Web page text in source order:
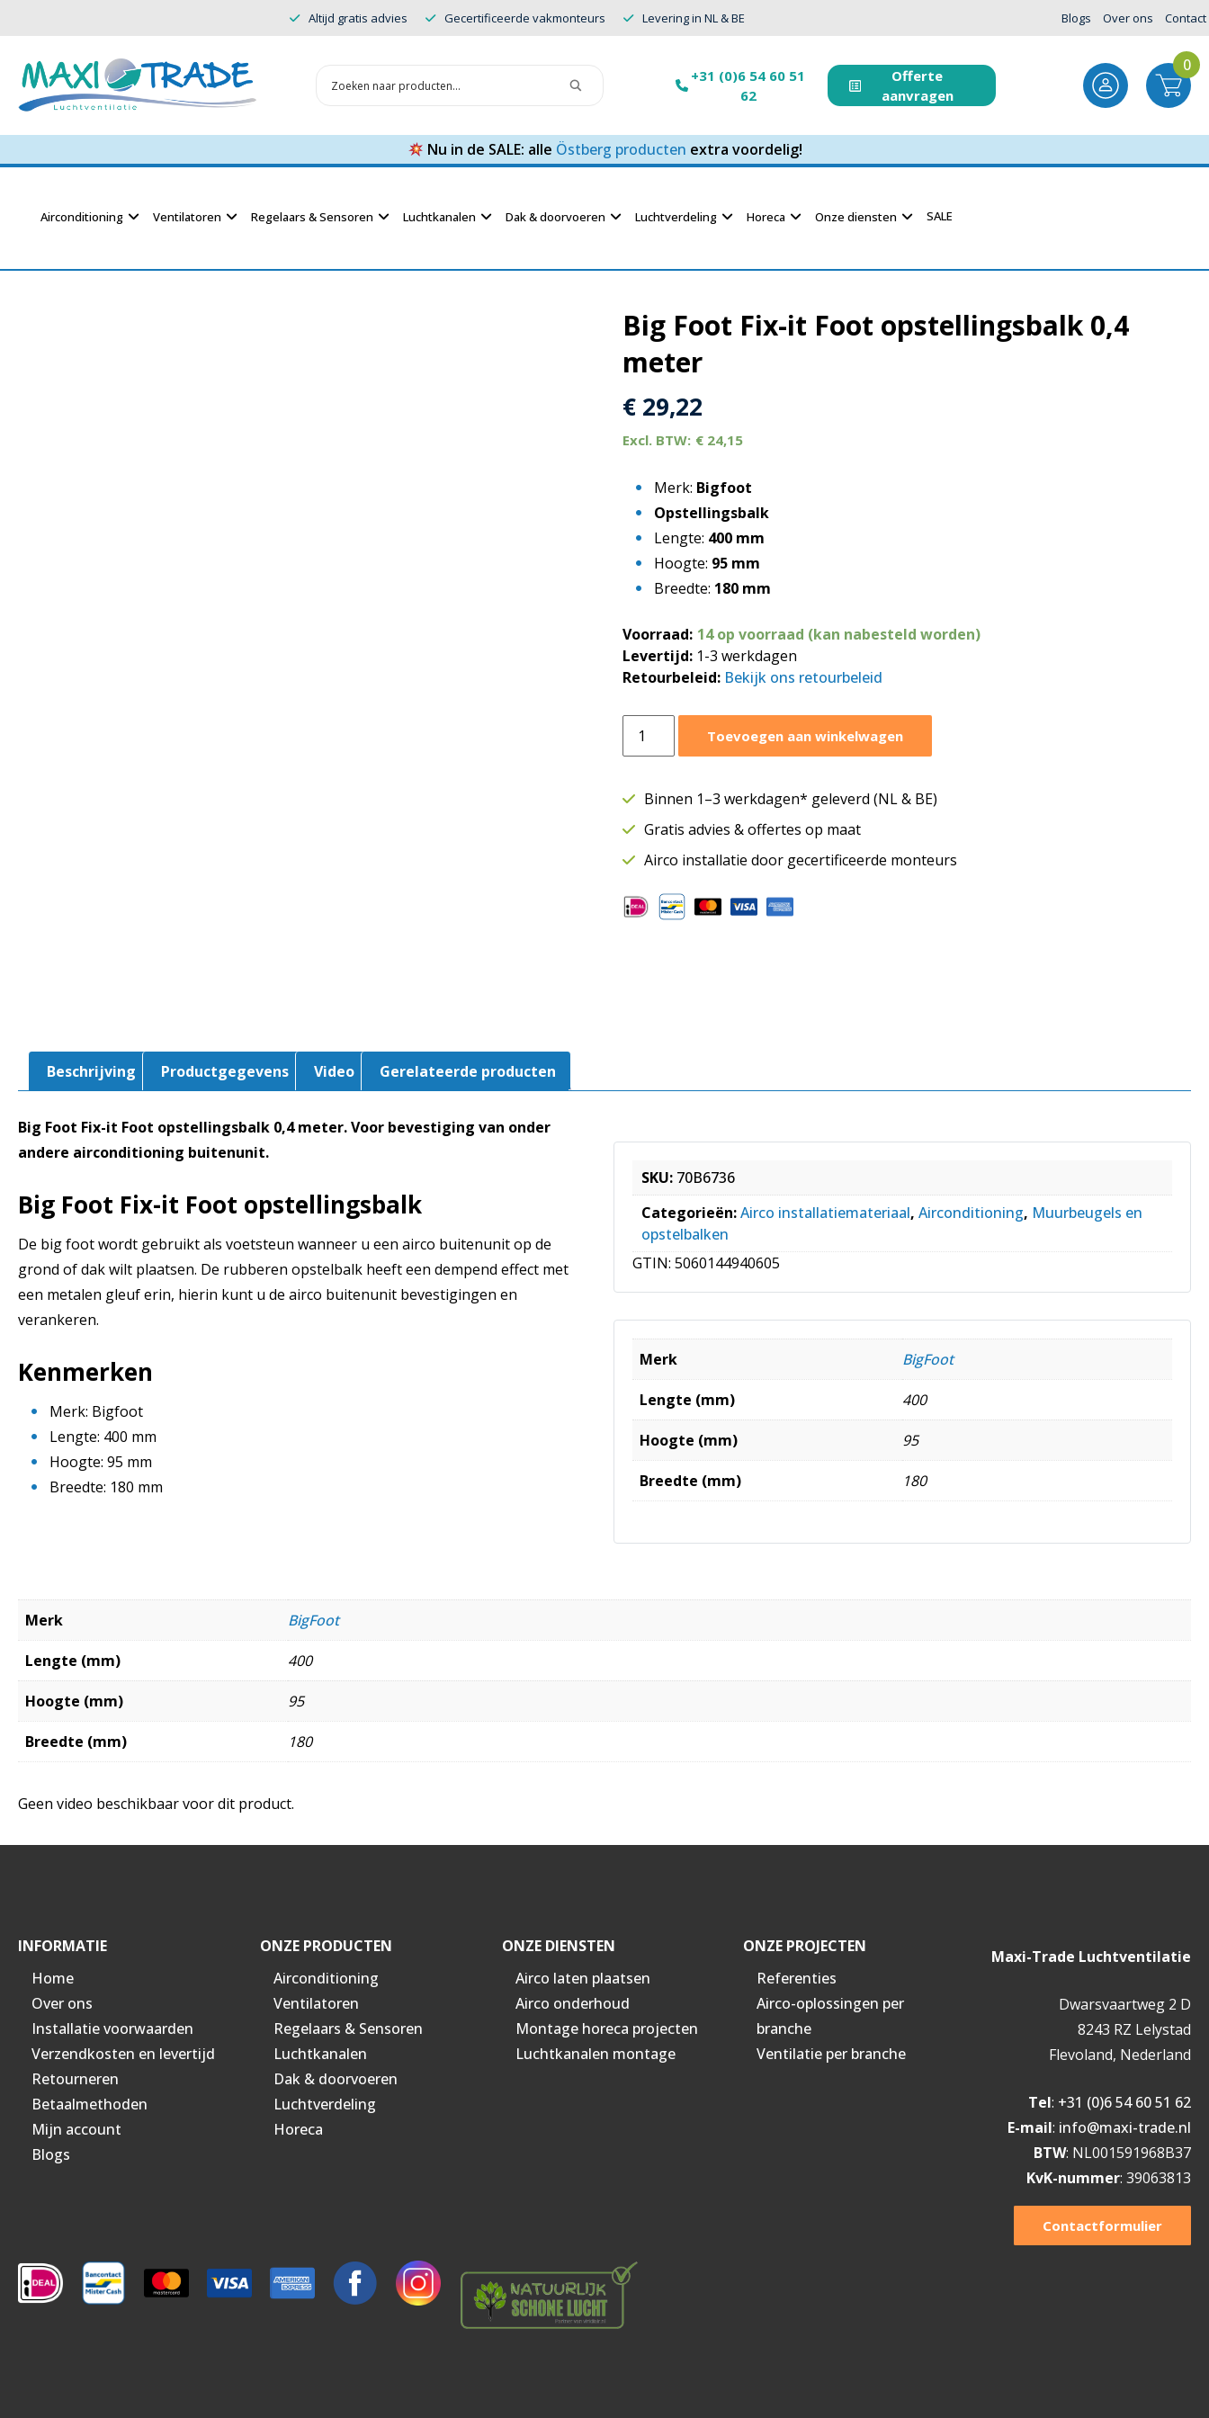
Altijd gratis advies Gecertificeerde vakmonteurs Levering in NL & BE Blogs Over ons Contact
+31 (0)6 54 60 51
62
Offerte
aanvragen
0
Nu in de SALE: alle Östberg producten extra voordelig!
Airconditioning Ventilatoren Regelaars & Sensoren Luchtkanalen Dak & doorvoeren Luchtverdeling Horeca Onze diensten SALE
Big Foot Fix-it Foot opstellingsbalk 0,4
meter
€ 29,22
€ 24,15
Merk: Bigfoot
Opstellingsbalk
Lengte: 400 mm
Hoogte: 95 mm
Breedte: 180 mm
Voorraad: 14 op voorraad (kan nabesteld worden)
Levertijd: 1-3 werkdagen
Retourbeleid: Bekijk ons retourbeleid
Foot
opstellingsbalk
0,4
aantal
Toevoegen aan winkelwagen
Binnen 1–3 werkdagen* geleverd (NL & BE)
Gratis advies & offertes op maat
Airco installatie door gecertificeerde monteurs
Beschrijving Productgegevens Video Gerelateerde producten
Big Foot Fix-it Foot opstellingsbalk 0,4 meter. Voor bevestiging van onder
andere airconditioning buitenunit.
Big Foot Fix-it Foot opstellingsbalk
De big foot wordt gebruikt als voetsteun wanneer u een airco buitenunit op de
grond of dak wilt plaatsen. De rubberen opstelbalk heeft een dempend effect met
een metalen gleuf erin, hierin kunt u de airco buitenunit bevestigingen en
verankeren.
Kenmerken
Merk: Bigfoot
Lengte: 400 mm
Hoogte: 95 mm
Breedte: 180 mm
SKU: 70B6736
Categorieën:Airco installatiemateriaal, Airconditioning, Muurbeugels en
opstelbalken
GTIN: 5060144940605
Merk BigFoot
Lengte (mm) 400
Hoogte (mm) 95
Breedte (mm) 180
Merk BigFoot
Lengte (mm) 400
Hoogte (mm) 95
Breedte (mm) 180
Geen video beschikbaar voor dit product.
INFORMATIE
Home
Over ons
Installatie voorwaarden
Verzendkosten en levertijd
Retourneren
Betaalmethoden
Mijn account
Blogs
ONZE PRODUCTEN
Airconditioning
Ventilatoren
Regelaars & Sensoren
Luchtkanalen
Dak & doorvoeren
Luchtverdeling
Horeca
ONZE DIENSTEN
Airco laten plaatsen
Airco onderhoud
Montage horeca projecten
Luchtkanalen montage
ONZE PROJECTEN
Referenties
Airco-oplossingen per
branche
Ventilatie per branche
Maxi-Trade Luchtventilatie
Dwarsvaartweg 2 D
8243 RZ Lelystad
Flevoland, Nederland
Tel: +31 (0)6 54 60 51 62
E-mail: info@maxi-trade.nl
BTW: NL001591968B37
KvK-nummer: 39063813
Contactformulier